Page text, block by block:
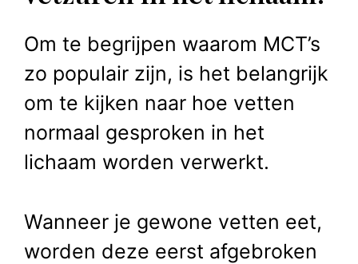
Om te begrijpen waarom MCT’s
zo populair zijn, is het belangrijk
om te kijken naar hoe vetten
normaal gesproken in het
lichaam worden verwerkt.
Wanneer je gewone vetten eet,
worden deze eerst afgebroken